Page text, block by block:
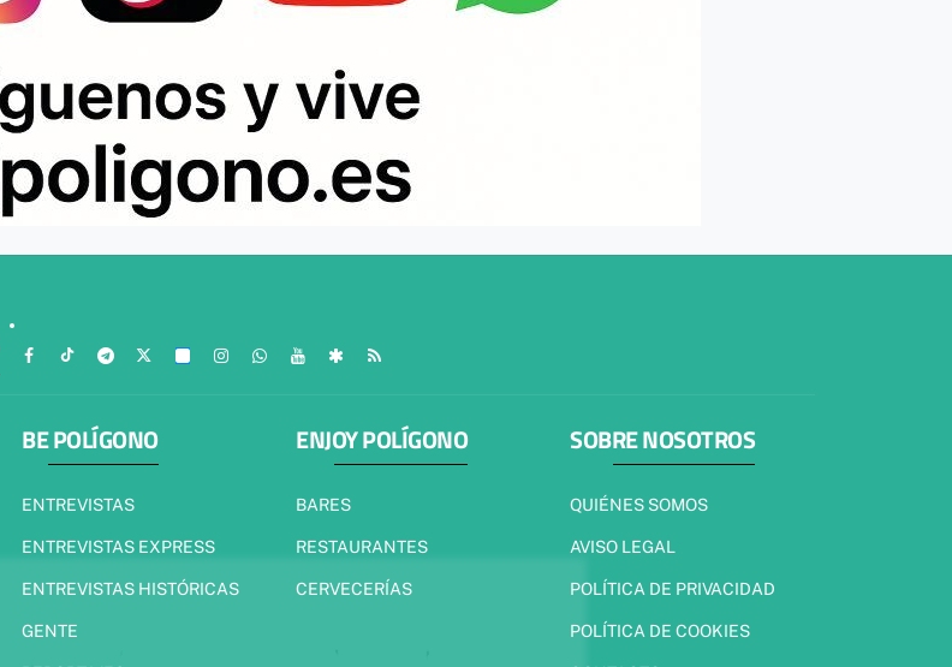
BE POLÍGONO
ENTREVISTAS
ENTREVISTAS EXPRESS
ENTREVISTAS HISTÓRICAS
GENTE
ENJOY POLÍGONO
BARES
RESTAURANTES
CERVECERÍAS
SOBRE NOSOTROS
QUIÉNES SOMOS
AVISO LEGAL
POLÍTICA DE PRIVACIDAD
POLÍTICA DE COOKIES